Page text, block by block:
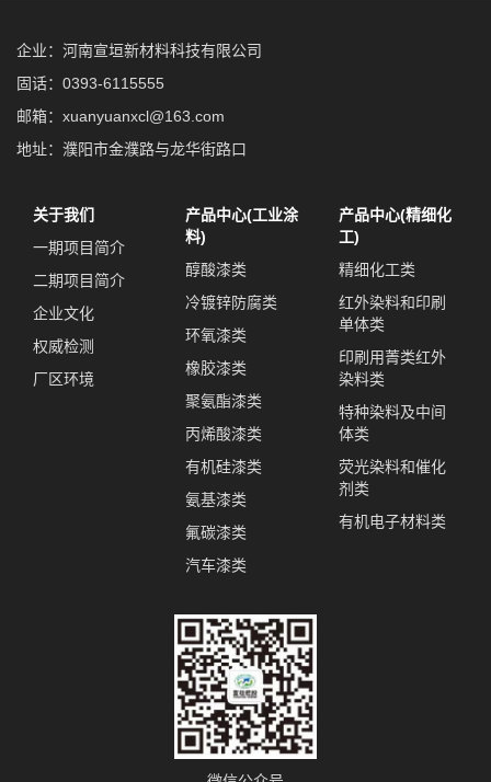
企业：河南宣垣新材料科技有限公司
固话：0393-6115555
邮箱：xuanyuanxcl@163.com
地址：濮阳市金濮路与龙华街路口
关于我们
一期项目简介
二期项目简介
企业文化
权威检测
厂区环境
产品中心(工业涂
料)
醇酸漆类
冷镀锌防腐类
环氧漆类
橡胶漆类
聚氨酯漆类
丙烯酸漆类
有机硅漆类
氨基漆类
氟碳漆类
汽车漆类
产品中心(精细化
工)
精细化工类
红外染料和印刷
单体类
印刷用菁类红外
染料类
特种染料及中间
体类
荧光染料和催化
剂类
有机电子材料类